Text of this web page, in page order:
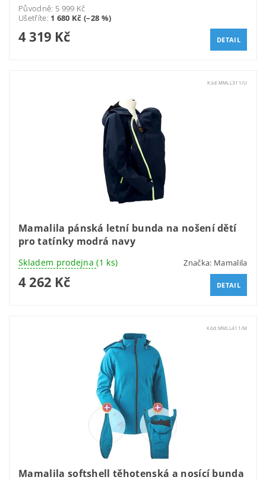
Původně: 5 999 Kč
Ušetříte: 1 680 Kč (–28 %)
4 319 Kč DETAIL
Kód:MMLL311/U
Mamalila pánská letní bunda na nošení dětí
pro tatínky modrá navy
Skladem prodejna(1 ks) Značka: Mamalila
4 262 Kč DETAIL
Kód: MMLL411/M
Mamalila softshell těhotenská a nosící bunda